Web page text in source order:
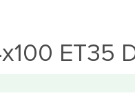
ET35